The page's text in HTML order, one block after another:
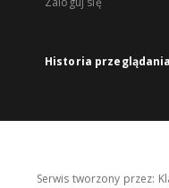
Historia przeglądania
Serwis tworzony przez: